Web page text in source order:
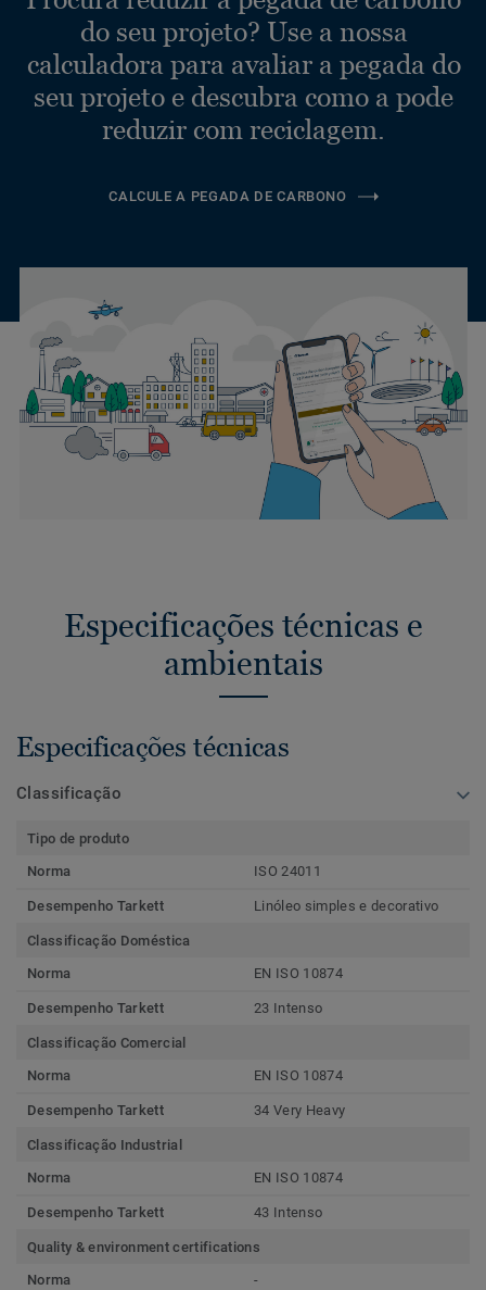
do seu projeto? Use a nossa
calculadora para avaliar a pegada do
seu projeto e descubra como a pode
reduzir com reciclagem.
CALCULE A PEGADA DE CARBONO
Especificações técnicas e
ambientais
Especificações técnicas
Classificação
Tipo de produto
Norma
ISO 24011
Desempenho Tarkett Linóleo simples e decorativo
Classificação Doméstica
Norma
EN ISO 10874
Desempenho Tarkett 23 Intenso
Classificação Comercial
Norma
EN ISO 10874
Desempenho Tarkett 34 Very Heavy
Classificação Industrial
Norma
EN ISO 10874
Desempenho Tarkett 43 Intenso
Quality & environment certifications
Norma
-